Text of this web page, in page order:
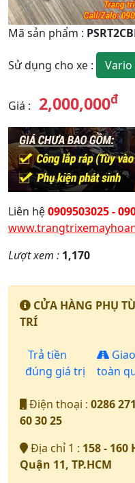
Mã sản phẩm :
Sử dụng cho xe : Vario
Giá : 2,000,000đ
Liên hệ0909503025 -
Lượt xem : 1,170
CỬA HÀNG PHỤ
TRÍ
Trả tiền
đúng giá trị
toàn
Điện thoại : 0286
60 30 25
Địa chỉ 1 : 158 -
Quận 11, TP.HCM